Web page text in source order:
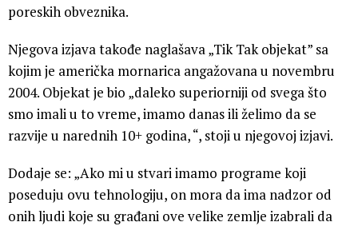
poreskih obveznika.
Njegova izjava takođe naglašava „Tik Tak objekat” sa
kojim je američka mornarica angažovana u novembru
2004. Objekat je bio „daleko superiorniji od svega što
smo imali u to vreme, imamo danas ili želimo da se
razvije u narednih 10+ godina, “, stoji u njegovoj izjavi.
Dodaje se: „Ako mi u stvari imamo programe koji
poseduju ovu tehnologiju, on mora da ima nadzor od
onih ljudi koje su građani ove velike zemlje izabrali da